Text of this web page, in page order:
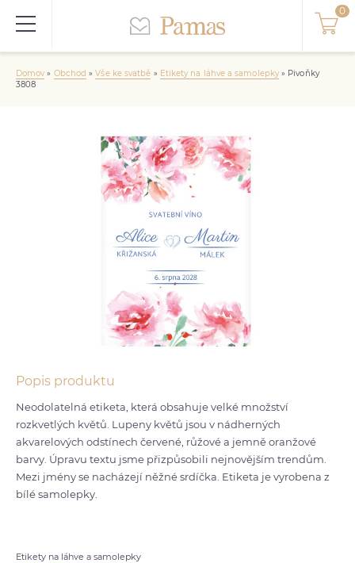
Domov» Obchod »Vše ke svatbě » Etikety na láhve a samolepky» Pivoňky
3808
Popis produktu
Neodolatelná etiketa, která obsahuje velké množství
rozkvetlých květů. Lupeny květů jsou v nádherných
akvarelových odstínech červené, růžové a jemně oranžové
barvy. Úpravu textu jsme přizpůsobili nejnovějším trendům.
Mezi jmény se nacházejí něžné srdíčka. Etiketa je vyrobena z
bílé samolepky.
Etikety na láhve a samolepky